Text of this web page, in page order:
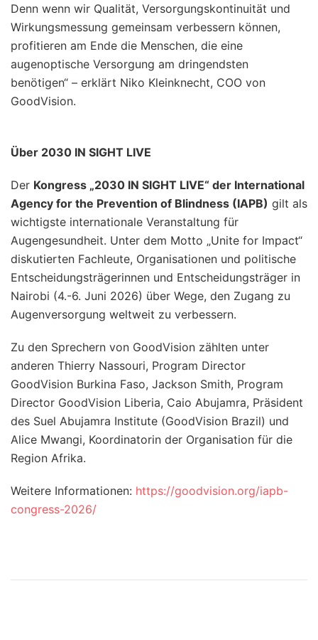
Denn wenn wir Qualität, Versorgungskontinuität und
Wirkungsmessung gemeinsam verbessern können,
profitieren am Ende die Menschen, die eine
augenoptische Versorgung am dringendsten
benötigen“ – erklärt Niko Kleinknecht, COO von
GoodVision.
Über 2030 IN SIGHT LIVE
Der Kongress „2030 IN SIGHT LIVE“ der International
Agency for the Prevention of Blindness (IAPB) gilt als
wichtigste internationale Veranstaltung für
Augengesundheit. Unter dem Motto „Unite for Impact“
diskutierten Fachleute, Organisationen und politische
Entscheidungsträgerinnen und Entscheidungsträger in
Nairobi (4.-6. Juni 2026) über Wege, den Zugang zu
Augenversorgung weltweit zu verbessern.
Zu den Sprechern von GoodVision zählten unter
anderen Thierry Nassouri, Program Director
GoodVision Burkina Faso, Jackson Smith, Program
Director GoodVision Liberia, Caio Abujamra, Präsident
des Suel Abujamra Institute (GoodVision Brazil) und
Alice Mwangi, Koordinatorin der Organisation für die
Region Afrika.
Weitere Informationen: https://goodvision.org/iapb-
congress-2026/